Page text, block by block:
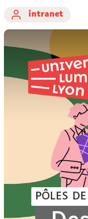
intranet
PÔLES